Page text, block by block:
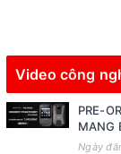
Video công
PRE-
MANG
Ngày